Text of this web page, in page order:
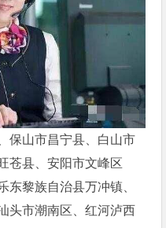
保山市昌宁县、白山市
苍县、安阳市文峰区
东黎族自治县万冲镇、
头市潮南区、红河泸西